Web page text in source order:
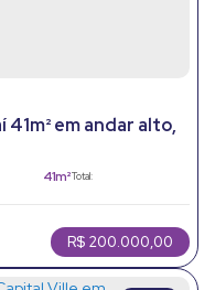
em andar alto,
R$ 200.000,00
Total:
41m²